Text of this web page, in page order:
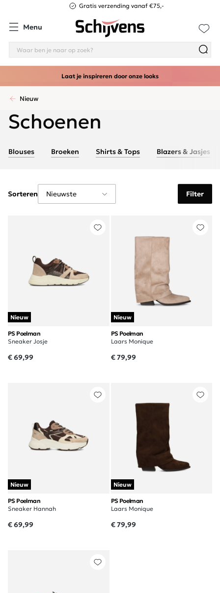
Gratis verzending vanaf €75,-
Menu
Laat je inspireren door onze looks
Nieuw
Schoenen
Blouses Broeken Shirts & Tops Blazers & Jasjes
Filter
Sorteren
Nieuw
PS Poelman
Sneaker Josje
€ 69,99
Nieuw
PS Poelman
Laars Monique
€ 79,99
Nieuw
PS Poelman
Sneaker Hannah
€ 69,99
Nieuw
PS Poelman
Laars Monique
€ 79,99